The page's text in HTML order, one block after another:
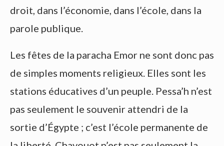
droit, dans l’économie, dans l’école, dans la
parole publique.
Les fêtes de la paracha Emor ne sont donc pas
de simples moments religieux. Elles sont les
stations éducatives d’un peuple. Pessa’h n’est
pas seulement le souvenir attendri de la
sortie d’Égypte ; c’est l’école permanente de